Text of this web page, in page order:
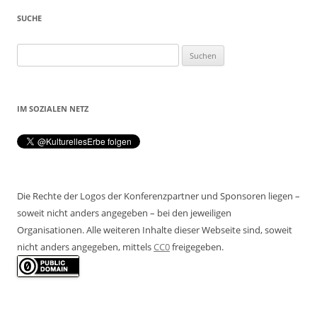
SUCHE
nach:
IM SOZIALEN NETZ
Die Rechte der Logos der Konferenzpartner und Sponsoren liegen –
soweit nicht anders angegeben – bei den jeweiligen
Organisationen. Alle weiteren Inhalte dieser Webseite sind, soweit
nicht anders angegeben, mittelsCC0freigegeben.